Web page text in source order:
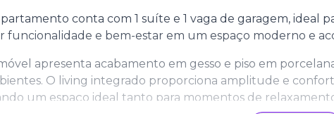
conta com 1 suíte e 1 vaga de garagem, ideal
funcionalidade e bem-estar em um espaço moderno e
apresenta acabamento em gesso e piso em
O living integrado proporciona amplitude e
um espaço ideal tanto para momentos de